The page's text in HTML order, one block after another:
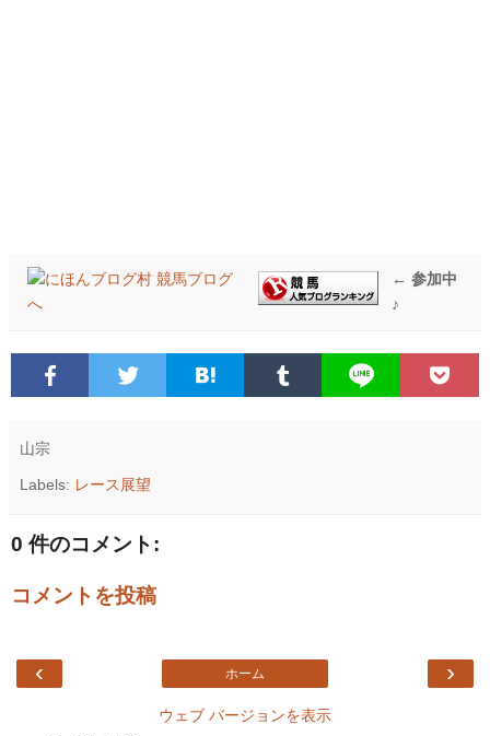
← 参加中
♪
山宗
Labels: レース展望
0 件のコメント:
コメントを投稿
‹ ›
ホーム
ウェブ バージョンを表示